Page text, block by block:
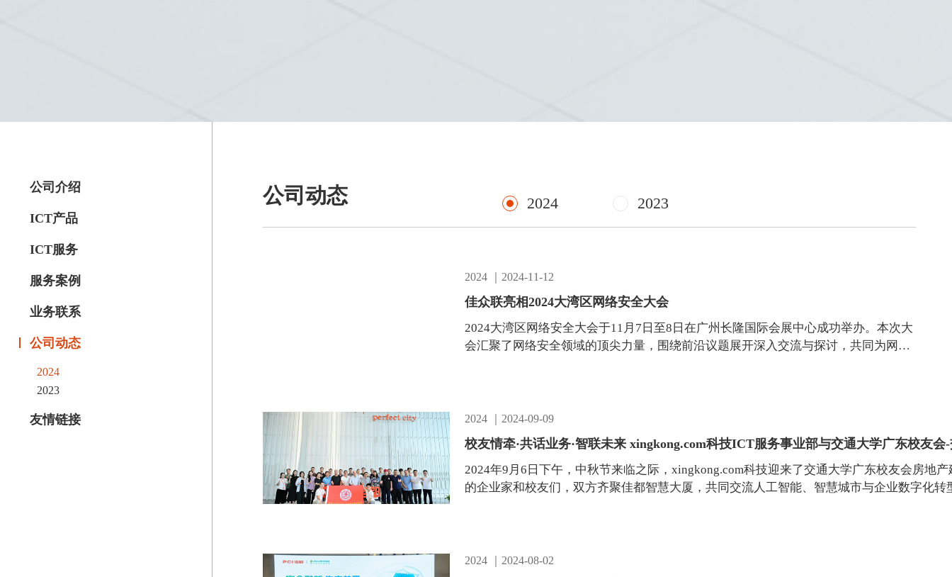
公司介绍
ICT产品
ICT服务
服务案例
业务联系
公司动态
2024
2023
友情链接
公司动态 2024 2023
2024 ｜2024-11-12
佳众联亮相2024大湾区网络安全大会
2024大湾区网络安全大会于11月7日至8日在广州长隆国际会展中心成功举办。本次大
会汇聚了网络安全领域的顶尖力量，围绕前沿议题展开深入交流与探讨，共同为网络
2024 ｜2024-09-09
校友情牵·共话业务·智联未来 xingkong.com科技ICT服务事业部与交通大学广东校友
2024年9月6日下午，中秋节来临之际，xingkong.com科技迎来了交通大学广东校友会房地
的企业家和校友们，双方齐聚佳都智慧大厦，共同交流人工智能、智慧城市与企业数字化转
2024 ｜2024-08-02